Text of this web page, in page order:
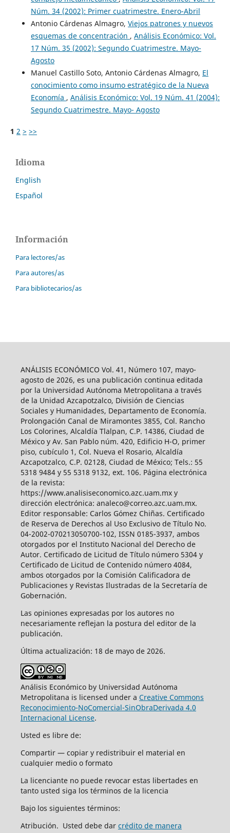
Núm. 34 (2002): Primer cuatrimestre. Enero-Abril
Antonio Cárdenas Almagro, Viejos patrones y nuevos
esquemas de concentración , Análisis Económico: Vol.
17 Núm. 35 (2002): Segundo Cuatrimestre. Mayo-
Agosto
Manuel Castillo Soto, Antonio Cárdenas Almagro, El
conocimiento como insumo estratégico de la Nueva
Economía , Análisis Económico: Vol. 19 Núm. 41 (2004):
Segundo Cuatrimestre. Mayo- Agosto
1 2 > >>
Idioma
English
Español
Información
Para lectores/as
Para autores/as
Para bibliotecarios/as
ANÁLISIS ECONÓMICO Vol. 41, Número 107, mayo-
agosto de 2026, es una publicación continua editada
por la Universidad Autónoma Metropolitana a través
de la Unidad Azcapotzalco, División de Ciencias
Sociales y Humanidades, Departamento de Economía.
Prolongación Canal de Miramontes 3855, Col. Rancho
Los Colorines, Alcaldía Tlalpan, C.P. 14386, Ciudad de
México y Av. San Pablo núm. 420, Edificio H-O, primer
piso, cubículo 1, Col. Nueva el Rosario, Alcaldía
Azcapotzalco, C.P. 02128, Ciudad de México; Tels.: 55
5318 9484 y 55 5318 9132, ext. 106. Página electrónica
de la revista:
https://www.analisiseconomico.azc.uam.mx y
dirección electrónica: analeco@correo.azc.uam.mx.
Editor responsable: Carlos Gómez Chiñas. Certificado
de Reserva de Derechos al Uso Exclusivo de Título No.
04-2002-070213050700-102, ISSN 0185-3937, ambos
otorgados por el Instituto Nacional del Derecho de
Autor. Certificado de Licitud de Título número 5304 y
Certificado de Licitud de Contenido número 4084,
ambos otorgados por la Comisión Calificadora de
Publicaciones y Revistas Ilustradas de la Secretaría de
Gobernación.
Las opiniones expresadas por los autores no
necesariamente reflejan la postura del editor de la
publicación.
Última actualización: 18 de mayo de 2026.
Análisis Económico by Universidad Autónoma
Metropolitana is licensed under a Creative Commons
Reconocimiento-NoComercial-SinObraDerivada 4.0
Internacional License.
Usted es libre de:
Compartir — copiar y redistribuir el material en
cualquier medio o formato
La licenciante no puede revocar estas libertades en
tanto usted siga los términos de la licencia
Bajo los siguientes términos:
Atribución. Usted debe dar crédito de manera